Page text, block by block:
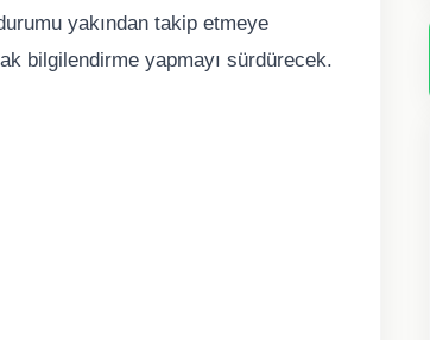
yakından takip etmeye
bilgilendirme yapmayı sürdürecek.